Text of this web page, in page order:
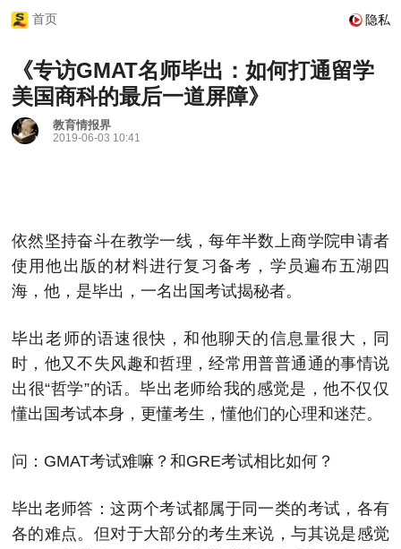
首页 隐私
《专访GMAT名师毕出：如何打通留学
美国商科的最后一道屏障》
教育情报界
2019-06-03 10:41
依然坚持奋斗在教学一线，每年半数上商学院申请者
使用他出版的材料进行复习备考，学员遍布五湖四
海，他，是毕出，一名出国考试揭秘者。
毕出老师的语速很快，和他聊天的信息量很大，同
时，他又不失风趣和哲理，经常用普普通通的事情说
出很“哲学”的话。毕出老师给我的感觉是，他不仅仅
懂出国考试本身，更懂考生，懂他们的心理和迷茫。
问：GMAT考试难嘛？和GRE考试相比如何？
毕出老师答：这两个考试都属于同一类的考试，各有
各的难点。但对于大部分的考生来说，与其说是感觉